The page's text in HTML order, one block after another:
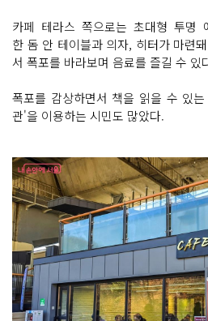
카페 테라스 쪽으로는 초대형 투명
한 돔 안 테이블과 의자, 히터가 마련
서 폭포를 바라보며 음료를 즐길 수 있
폭포를 감상하면서 책을 읽을 수 있
관'을 이용하는 시민도 많았다.